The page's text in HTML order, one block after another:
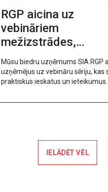
RGP aicina uz
vebināriem
mežizstrādes,
tirdzniecības un
ražojošo nozaru
uzņēmumus
Mūsu biedru uzņēmums SIA RGP
uzņēmējus uz vebināru sēriju, kas
praktiskus ieskatus un ieteikumus
biznesa procesus, izmantojot
IELĀDĒT VĒL